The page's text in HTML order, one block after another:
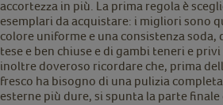
accortezza in più. La prima regola è
esemplari da acquistare: i migliori sono
colore uniforme e una consistenza
tese e ben chiuse e di gambi teneri e
inoltre doveroso ricordare che, prima
fresco ha bisogno di una pulizia
esterne più dure, si spunta la parte